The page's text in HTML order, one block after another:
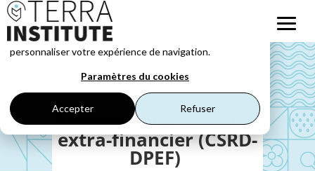
Ce site web stocke les cookies pour comprendre vos
interactions avec nous, nous souvenir de vous et
personnaliser votre expérience de navigation.
Paramètres du cookies
Accepter Refuser
Responsable reporting
extra-financier (CSRD-
DPEF)